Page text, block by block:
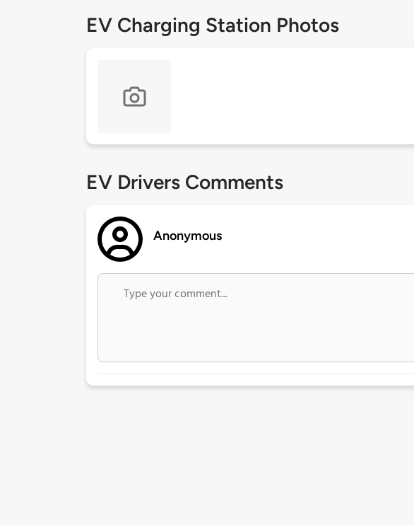
EV Charging Station Photos
EV Drivers Comments
Anonymous